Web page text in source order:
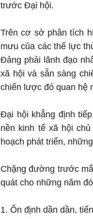
trước Đại hội.
Trên cơ sở phân tích
mưu của các thế lực
Đảng phải lãnh đạo
xã hội và sẵn sàng
chiến lược đó quan hệ
Đại hội khẳng định
nền kinh tế xã hội
hoạch phát triển,
Chặng đường trước
quát cho những năm
1. Ổn định dần dần,